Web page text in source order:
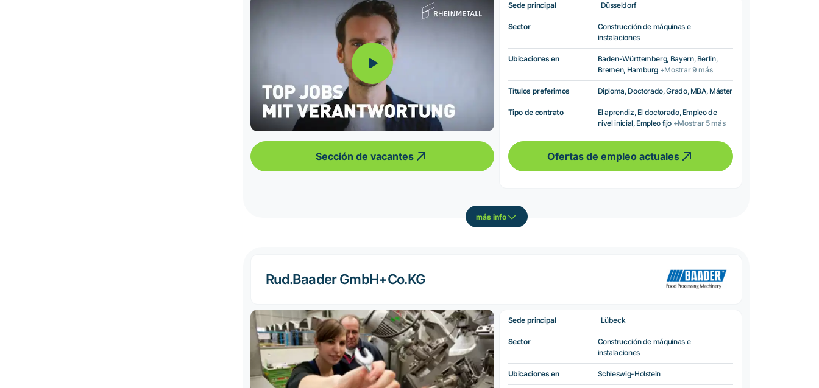
Sección de vacantes
Sede principal Düsseldorf
Sector
Construcción de máquinas e
instalaciones
Ubicaciones en
Baden-Württemberg, Bayern, Berlin,
Bremen, Hamburg +Mostrar 9 más
Títulos preferimos Diploma, Doctorado, Grado, MBA, Máster
Tipo de contrato
El aprendiz, El doctorado, Empleo de
nivel inicial, Empleo fijo +Mostrar 5 más
Ofertas de empleo actuales
más info
Rud.Baader GmbH+Co.KG
Sede principal Lübeck
Sector
Construcción de máquinas e
instalaciones
Ubicaciones en Schleswig-Holstein